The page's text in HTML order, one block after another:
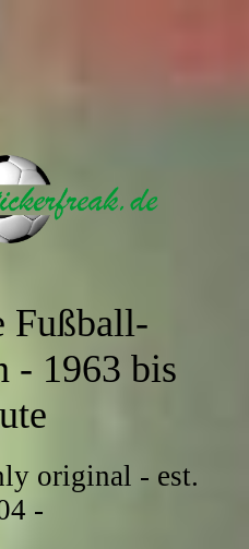
Fußball-
- 1963 bis
original - est.
-